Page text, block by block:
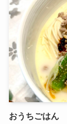
おうちごはん